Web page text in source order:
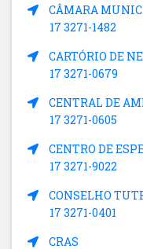
CÂMARA
17 3271-1482
CARTÓRIO DE
17 3271-0679
CENTRAL DE
17 3271-0605
CENTRO DE
17 3271-9022
CONSELHO
17 3271-0401
CRAS